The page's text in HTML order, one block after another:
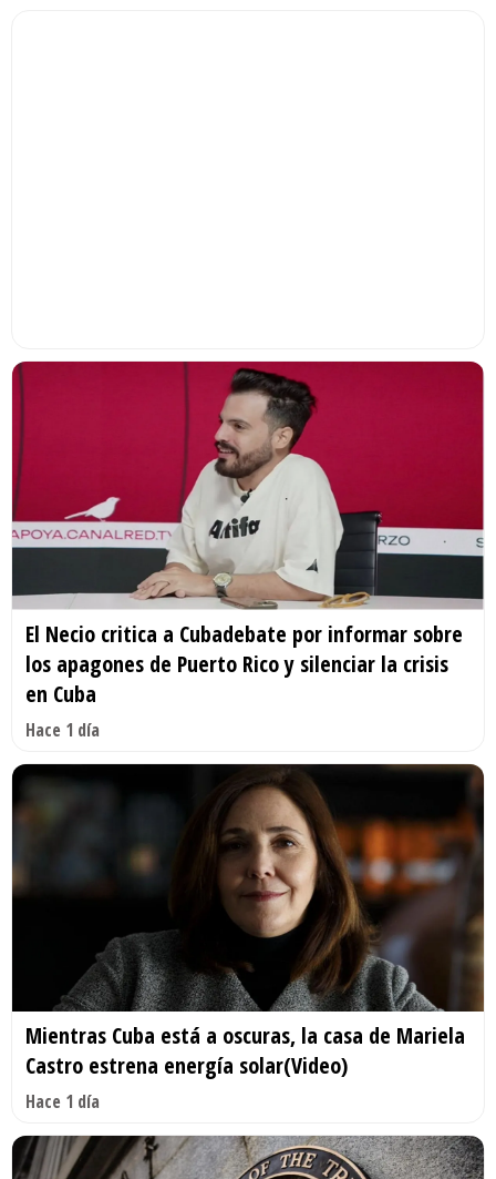
El Necio critica a Cubadebate por informar sobre
los apagones de Puerto Rico y silenciar la crisis
en Cuba
Hace 1 día
Mientras Cuba está a oscuras, la casa de Mariela
Castro estrena energía solar(Video)
Hace 1 día